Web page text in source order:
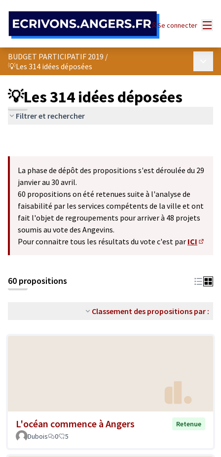
Se connecter
BUDGET PARTICIPATIF 2019 /
💡Les 314 idées déposées
💡Les 314 idées déposées
Filtrer et rechercher
La phase de dépôt des propositions s'est déroulée du 29
janvier au 30 avril.
60 propositions on été retenues suite à l'analyse de
faisabilité par les services compétents de la ville et ont
fait l'objet de regroupements pour arriver à 48 projets
soumis au vote des Angevins.
Pour connaitre tous les résultats du vote c'est par ICI
60 propositions
Classement des propositions par :
L'océan commence à Angers
Retenue
Dubois
0 5